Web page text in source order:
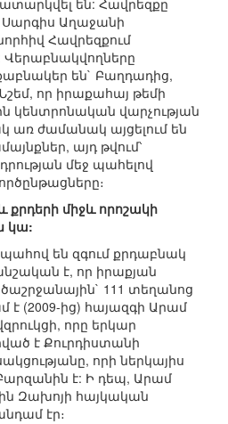
են: Հավրեզքը
Սարգիս Աղաջանի
Հավրեզքում
Վերաբնակվողները
են` Բաղդադից,
որ իրաքահայ թեմի
կենտրոնական վարչության
ժամանակ այցելում են
այդ թվում՝
մեջ պահելով
քրդերի միջև որոշակի
կա:
են զգում քրդաբնակ
է, որ իրաքյան
111 տեղանոց
(2009-ից) հայազգի Արամ
որը երկար
է Քուրդիստանի
որի ներկայիս
է: Ի դեպ, Արամ
Զախոյի հայկական
էր։